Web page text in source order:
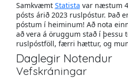
Samkvæmt Statista var næstum
pósts árið 2023 ruslpóstur. Það
póstum í heiminum! Að nota
að vera á öruggum stað í
ruslpóstföll, færri hættur, og
Daglegir Notendur
Vefskráningar